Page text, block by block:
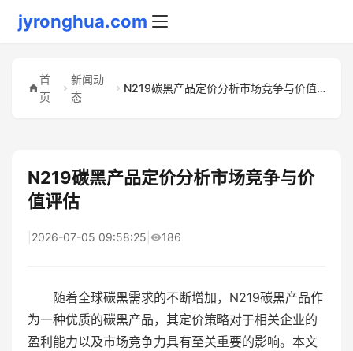
jyronghua.com
首
页
新闻动
态
N219碳黑产品定价分析市场竞争与价值评估
N219碳黑产品定价分析市场竞争与价
值评估
2026-07-05 09:58:25 186
随着全球碳黑需求的不断增加，N219碳黑产品作
为一种优质的碳黑产品，其定价策略对于相关企业的
盈利能力以及市场竞争力具有至关重要的影响。本文